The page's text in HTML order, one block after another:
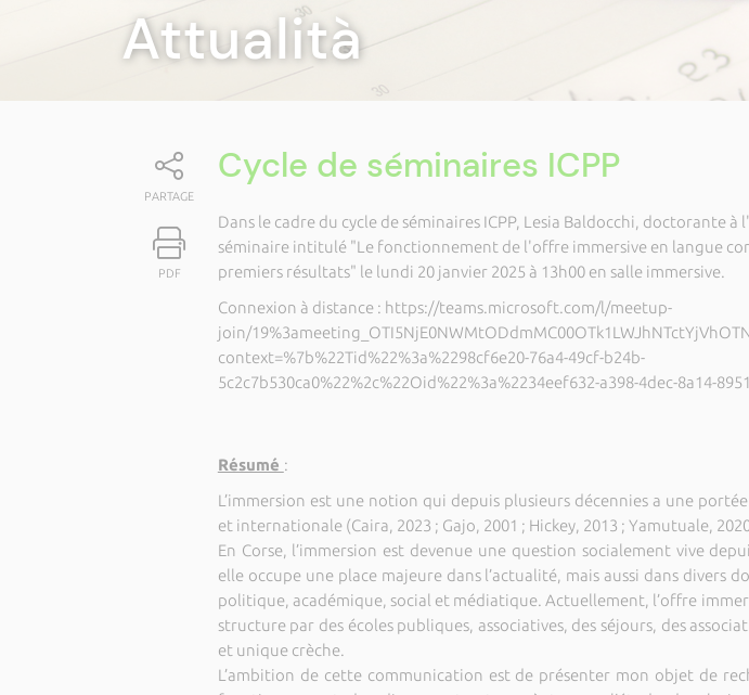
Attualità
PARTAGE
PDF
Cycle de séminaires ICPP
Dans le cadre du cycle de séminaires ICPP, Lesia Baldocchi, doctorante à
séminaire intitulé "Le fonctionnement de l'offre immersive en langue
premiers résultats" le lundi 20 janvier 2025 à 13h00 en salle immersive.
Connexion à distance : https://teams.microsoft.com/l/meetup-
join/
context=%7b%22Tid%22%3a%2298cf6e20-76a4-49cf-b24b-
5c2c7b530ca0%22%2c%22Oid%22%3a%2234eef632-a398-4dec-8a14-
Résumé :
L’immersion est une notion qui depuis plusieurs décennies a une
et internationale (Caira, 2023 ; Gajo, 2001 ; Hickey, 2013 ; Yamutuale,
En Corse, l’immersion est devenue une question socialement vive
elle occupe une place majeure dans l’actualité, mais aussi dans divers
politique, académique, social et médiatique. Actuellement, l’offre
structure par des écoles publiques, associatives, des séjours, des
et unique crèche.
L’ambition de cette communication est de présenter mon objet de